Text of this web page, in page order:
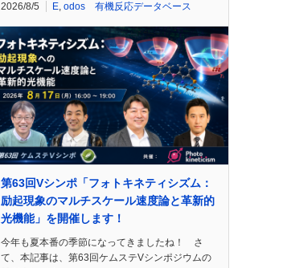
2026/8/5 E, odos 有機反応データベース
第63回Vシンポ「フォトキネティシズム：
励起現象のマルチスケール速度論と革新的
光機能」を開催します！
今年も夏本番の季節になってきましたね！ さ
て、本記事は、第63回ケムステVシンポジウムの